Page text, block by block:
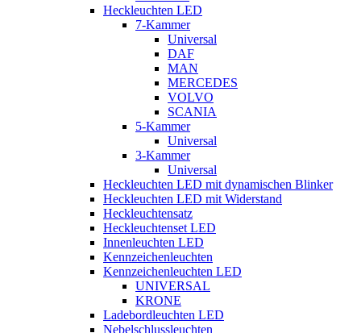
Heckleuchten LED
7-Kammer
Universal
DAF
MAN
MERCEDES
VOLVO
SCANIA
5-Kammer
Universal
3-Kammer
Universal
Heckleuchten LED mit dynamischen Blinker
Heckleuchten LED mit Widerstand
Heckleuchtensatz
Heckleuchtenset LED
Innenleuchten LED
Kennzeichenleuchten
Kennzeichenleuchten LED
UNIVERSAL
KRONE
Ladebordleuchten LED
Nebelschlussleuchten